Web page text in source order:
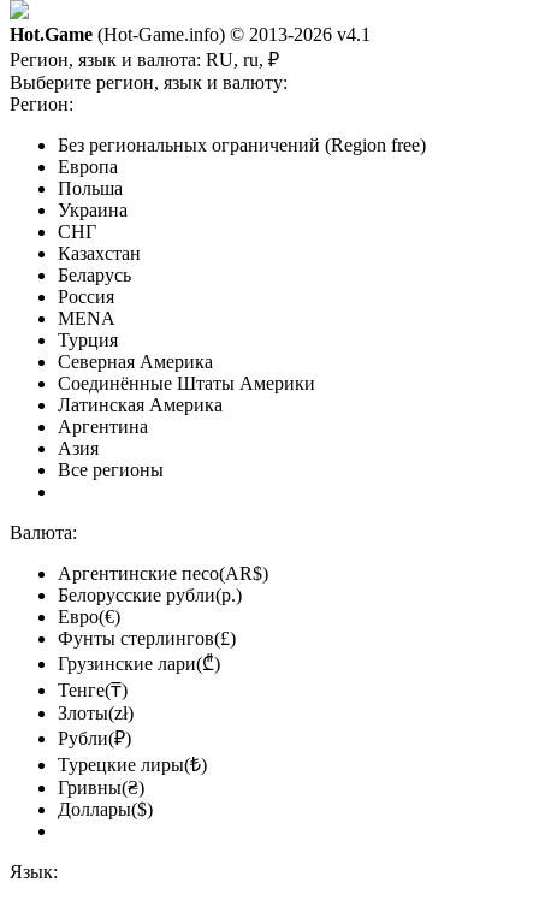
Hot.Game (Hot-Game.info) © 2013-2026 v4.1
Регион, язык и валюта: RU, ru, ₽
Выберите регион, язык и валюту:
Регион:
Без региональных ограничений (Region free)
Европа
Польша
Украина
СНГ
Казахстан
Беларусь
Россия
MENA
Турция
Северная Америка
Соединённые Штаты Америки
Латинская Америка
Аргентина
Азия
Все регионы
Валюта:
Аргентинские песо(AR$)
Белорусские рубли(р.)
Евро(€)
Фунты стерлингов(£)
Грузинские лари(₾)
Тенге(₸)
Злоты(zł)
Рубли(₽)
Турецкие лиры(₺)
Гривны(₴)
Доллары($)
Язык: